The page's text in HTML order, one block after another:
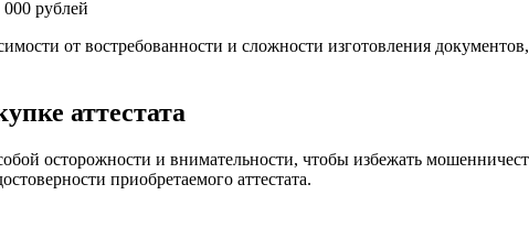
рублей
от востребованности и сложности изготовления
аттестата
осторожности и внимательности, чтобы избежать
приобретаемого аттестата.